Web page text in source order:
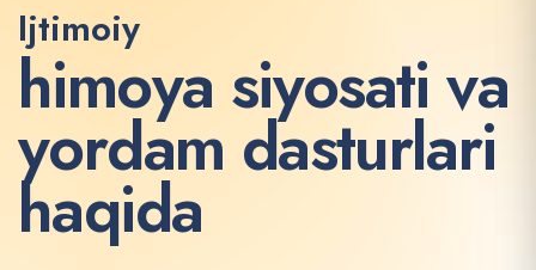
Ijtimoiy
himoya siyosati va
yordam dasturlari
haqida